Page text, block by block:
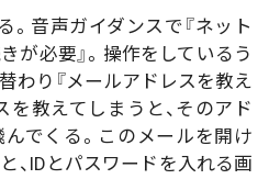
音声ガイダンスで『ネット
が必要』。操作をしているう
わり『メールアドレスを教え
を教えてしまうと、そのアド
んでくる。このメールを開け
、IDとパスワードを入れる画